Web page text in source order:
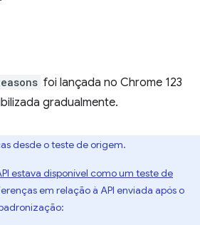
foi lançada no Chrome 123
gradualmente.
desde o teste de origem.
estava disponível como um teste de
em relação à API enviada após o